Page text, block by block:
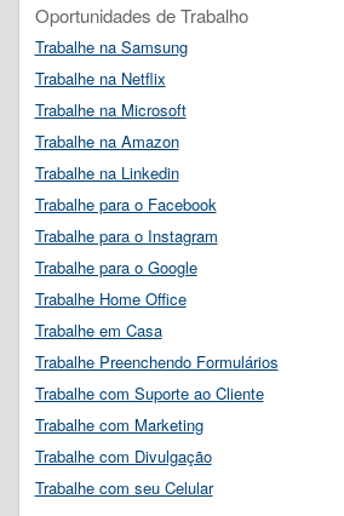
Oportunidades de Trabalho
Trabalhe na Samsung
Trabalhe na Netflix
Trabalhe na Microsoft
Trabalhe na Amazon
Trabalhe na Linkedin
Trabalhe para o Facebook
Trabalhe para o Instagram
Trabalhe para o Google
Trabalhe Home Office
Trabalhe em Casa
Trabalhe Preenchendo Formulários
Trabalhe com Suporte ao Cliente
Trabalhe com Marketing
Trabalhe com Divulgação
Trabalhe com seu Celular